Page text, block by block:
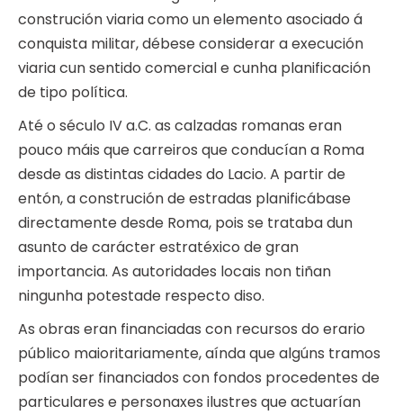
construción viaria como un elemento asociado á
conquista militar, débese considerar a execución
viaria cun sentido comercial e cunha planificación
de tipo política.
Até o século IV a.C. as calzadas romanas eran
pouco máis que carreiros que conducían a Roma
desde as distintas cidades do Lacio. A partir de
entón, a construción de estradas planificábase
directamente desde Roma, pois se trataba dun
asunto de carácter estratéxico de gran
importancia. As autoridades locais non tiñan
ningunha potestade respecto diso.
As obras eran financiadas con recursos do erario
público maioritariamente, aínda que algúns tramos
podían ser financiados con fondos procedentes de
particulares e personaxes ilustres que actuarían